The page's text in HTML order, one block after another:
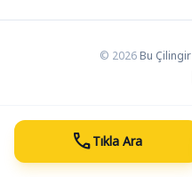
© 2026 Bu Çilingir
callTıkla Ara